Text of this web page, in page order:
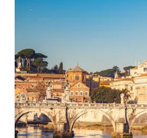
Katso mitä kaikkea teemme
Etsi toimisto lähelläsi
Tietoa Meistä -sivustolla
Tutustu meihin tarkemmin
Työpaikat EF:llä